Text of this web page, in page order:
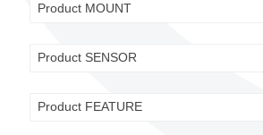
Product MOUNT
Product SENSOR
Product FEATURE